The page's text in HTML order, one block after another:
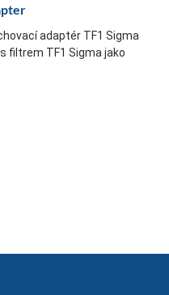
adaptér TF1 Sigma
filtrem TF1 Sigma jako